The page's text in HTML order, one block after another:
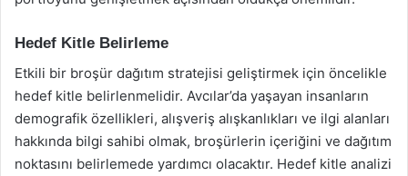
Hedef Kitle Belirleme
Etkili bir broşür dağıtım stratejisi geliştirmek için öncelikle
hedef kitle belirlenmelidir. Avcılar’da yaşayan insanların
demografik özellikleri, alışveriş alışkanlıkları ve ilgi alanları
hakkında bilgi sahibi olmak, broşürlerin içeriğini ve dağıtım
noktasını belirlemede yardımcı olacaktır. Hedef kitle analizi